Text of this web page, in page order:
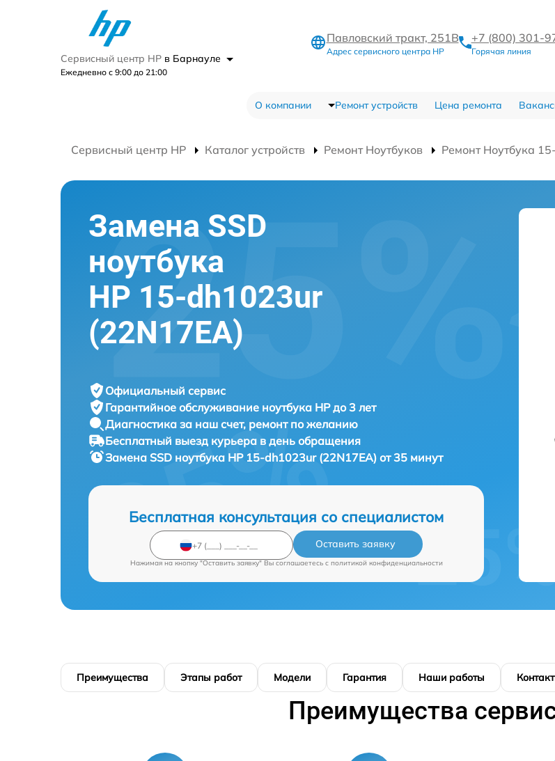
Сервисный центр HP в Барнауле
Ежедневно с 9:00 до 21:00
Павловский тракт, 251В
Адрес сервисного центра HP
+7 (800) 301-
Горячая линия
О компании Ремонт устройств Цена ремонта
Сервисный центр HP Каталог устройств Ремонт Ноутбуков Ремонт Ноутбука
Замена SSD
ноутбука
HP 15-dh1023ur
(22N17EA)
Официальный сервис
Гарантийное обслуживание ноутбука HP до 3 лет
Диагностика за наш счет, ремонт по желанию
Бесплатный выезд курьера в день обращения
Замена SSD ноутбука HP 15-dh1023ur (22N17EA) от 35 минут
Бесплатная консультация со специалистом
Оставить заявку
Нажимая на кнопку "Оставить заявку" Вы соглашаетесь c политикой конфиденциальности
Преимущества Этапы работ Модели Гарантия Наши работы
Преимущества